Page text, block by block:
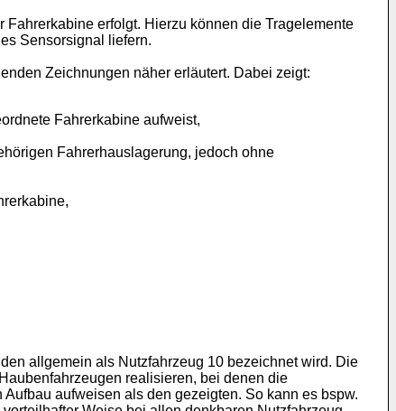
erfolgt. Hierzu können die Tragelemente
Sensorsignal liefern.
Zeichnungen näher erläutert. Dabei zeigt:
Fahrerkabine aufweist,
Fahrerhauslagerung, jedoch ohne
allgemein als Nutzfahrzeug 10 bezeichnet wird. Die
realisieren, bei denen die
aufweisen als den gezeigten. So kann es bspw.